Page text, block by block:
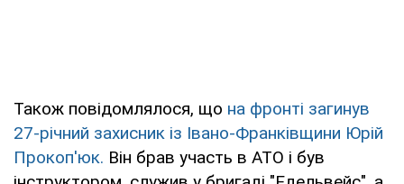
Також повідомлялося, що на фронті загинув
27-річний захисник із Івано-Франківщини Юрій
Прокоп'юк. Він брав участь в АТО і був